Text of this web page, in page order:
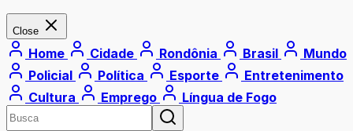
Close
Home Cidade Rondônia Brasil
Mundo
Policial
Política Esporte
Entretenimento
Cultura
Emprego Língua de Fogo